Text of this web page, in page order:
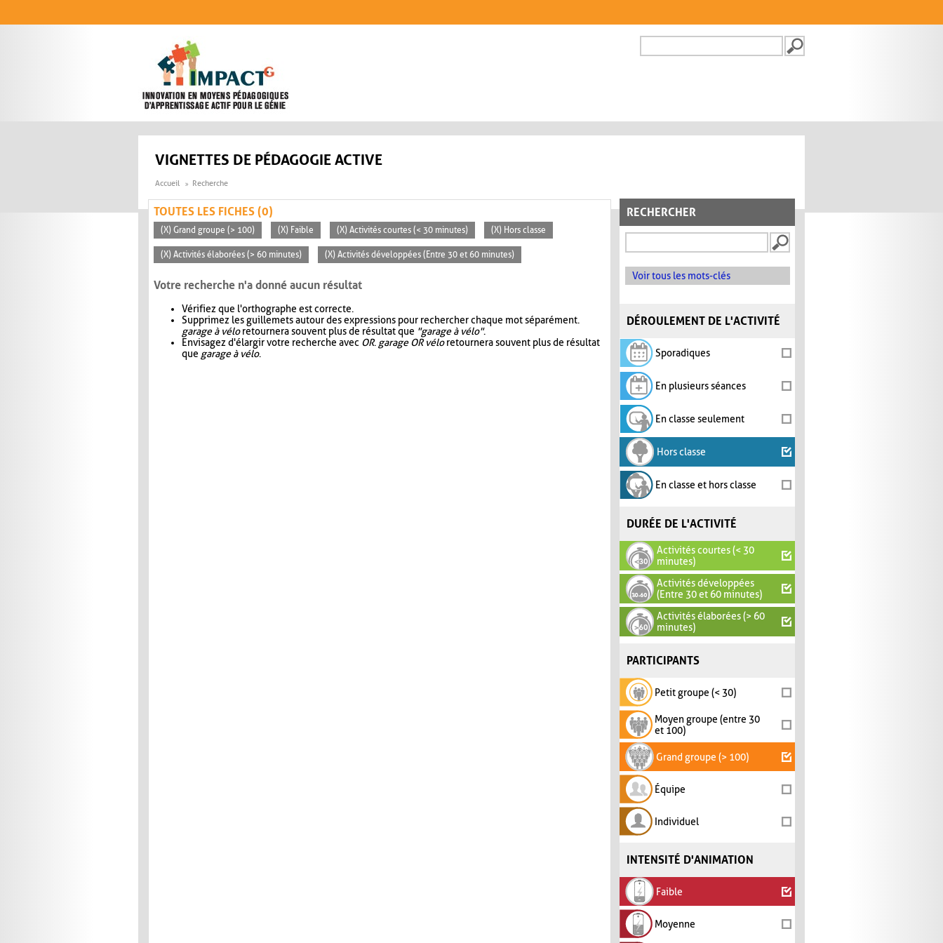
FORMULAIRE DE
VIGNETTES DE PÉDAGOGIE ACTIVE
Accueil Recherche
RECHERCHER
Voir tous les mots-clés
DÉROULEMENT DE L'ACTIVITÉ
Sporadiques
En plusieurs séances
En classe seulement
Hors classe
En classe et hors classe
DURÉE DE L'ACTIVITÉ
Activités courtes (< 30
minutes)
Activités développées
(Entre 30 et 60 minutes)
Activités élaborées (> 60
minutes)
PARTICIPANTS
Petit groupe (< 30)
Moyen groupe (entre 30
et 100)
Grand groupe (> 100)
Équipe
Individuel
INTENSITÉ D'ANIMATION
Faible
Moyenne
TOUTES LES FICHES (0)
(X) Grand groupe (> 100) (X) Faible (X) Activités courtes (< 30 minutes) (X) Hors classe
(X) Activités élaborées (> 60 minutes) (X) Activités développées (Entre 30 et 60 minutes)
Votre recherche n'a donné aucun résultat
Vérifiez que l'orthographe est correcte.
Supprimez les guillemets autour des expressions pour rechercher chaque mot séparément.
garage à véloretournera souvent plus de résultat que "garage à vélo".
Envisagez d'élargir votre recherche avec OR. garage OR véloretournera souvent plus de résultat
que garage à vélo.